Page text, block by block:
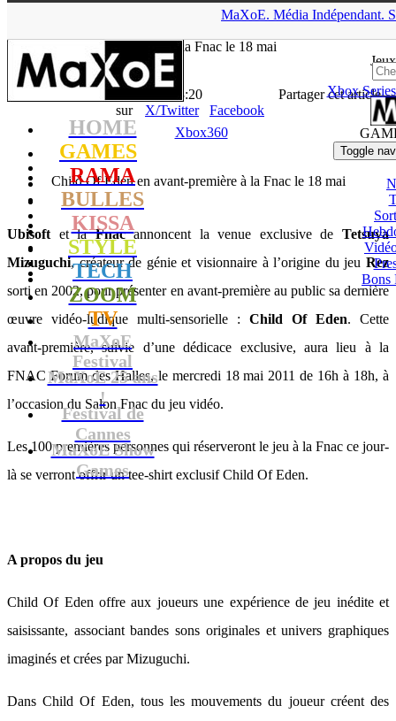
MaXoE. Média Indépendant.
HOME
GAMES
RAMA
BULLES
KISSA
STYLE
TECH
ZOOM
TV
MaXoE
Festival
MaXoE 25 ans
!
Festival de
Cannes
MaXoE Show
Games
Jeux
Xbox
Toggle
Bons
première à la Fnac le 18 mai
- 11.05.11, 13:20
Partager cet article
sur
X/Twitter
Facebook
Xbox360
Child Of Eden en avant-première à la Fnac le 18 mai
Ubisoft et laFnacannoncent la venue exclusive deTetsuya
Mizuguchi, créateur de génie et visionnaire à l’origine du jeu Rez
sorti en 2002, pour présenter en avant-première au public sa dernière
œuvre vidéo-ludique multi-sensorielle : Child Of Eden. Cette
avant-première, suivie d’une dédicace exclusive, aura lieu à la
FNAC Forum des Halles, le mercredi 18 mai 2011 de 16h à 18h, à
l’occasion du Salon Fnac du jeu vidéo.
Les 100 premières personnes qui réserveront le jeu à la Fnac ce jour-
là se verront offrir un tee-shirt exclusif Child Of Eden.
A propos du jeu
Child Of Eden offre aux joueurs une expérience de jeu inédite et
saisissante, associant bandes sons originales et univers graphiques
imaginés et crées par Mizuguchi.
Dans Child Of Eden, tous les mouvements du joueur créent des